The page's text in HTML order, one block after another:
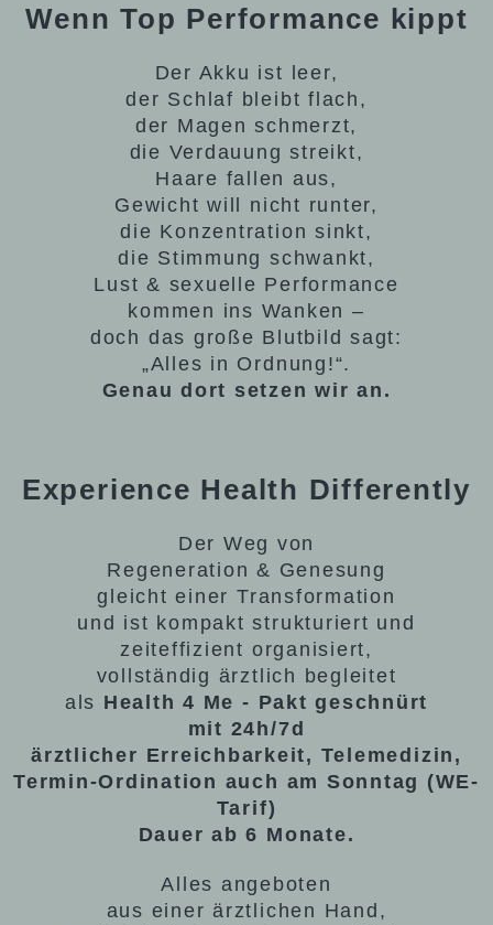
Wenn Top Performance kippt
Der Akku ist leer,
der Schlaf bleibt flach,
der Magen schmerzt,
die Verdauung streikt,
Haare fallen aus,
Gewicht will nicht runter,
die Konzentration sinkt,
die Stimmung schwankt,
Lust & sexuelle Performance
kommen ins Wanken –
doch das große Blutbild sagt:
„Alles in Ordnung!“.
Genau dort setzen wir an.
Experience Health Differently
Der Weg von
Regeneration & Genesung
gleicht einer Transformation
und ist kompakt strukturiert und
zeiteffizient organisiert,
vollständig ärztlich begleitet
als Health 4 Me - Pakt geschnürt
mit 24h/7d
ärztlicher Erreichbarkeit, Telemedizin,
Termin-Ordination auch am Sonntag (WE-
Tarif)
Dauer ab 6 Monate.
Alles angeboten
aus einer ärztlichen Hand,